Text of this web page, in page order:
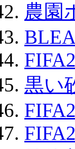
農園
黒い